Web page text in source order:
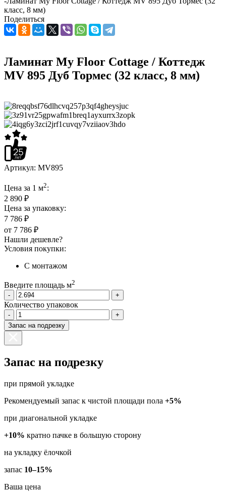
класс, 8 мм)
Поделиться
Ламинат My Floor Cottage / Коттедж
MV 895 Дуб Тормес (32 класс, 8 мм)
Артикул: MV895
Цена за 1 м2:
2 890 ₽
Цена за упаковку:
7 786 ₽
от 7 786 ₽
Нашли дешевле?
Условия покупки:
С монтажом
Введите площадь м2
-
+
Количество упаковок
-
+
Запас на подрезку
Запас на подрезку
при прямой укладке
Рекомендуемый запас к чистой площади пола +5%
при диагональной укладке
+10% кратно пачке в большую сторону
на укладку ёлочкой
запас 10–15%
Ваша цена